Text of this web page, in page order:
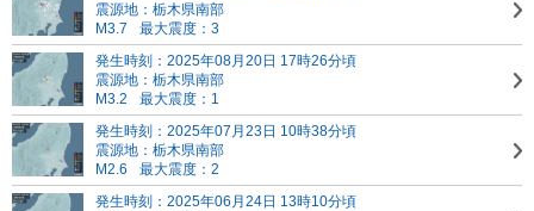
震源地：栃木県南部
M3.7
最大震度：3
発生時刻：2025年08月20日 17時26分頃
震源地：栃木県南部
M3.2
最大震度：1
発生時刻：2025年07月23日 10時38分頃
震源地：栃木県南部
M2.6
最大震度：2
発生時刻：2025年06月24日 13時10分頃